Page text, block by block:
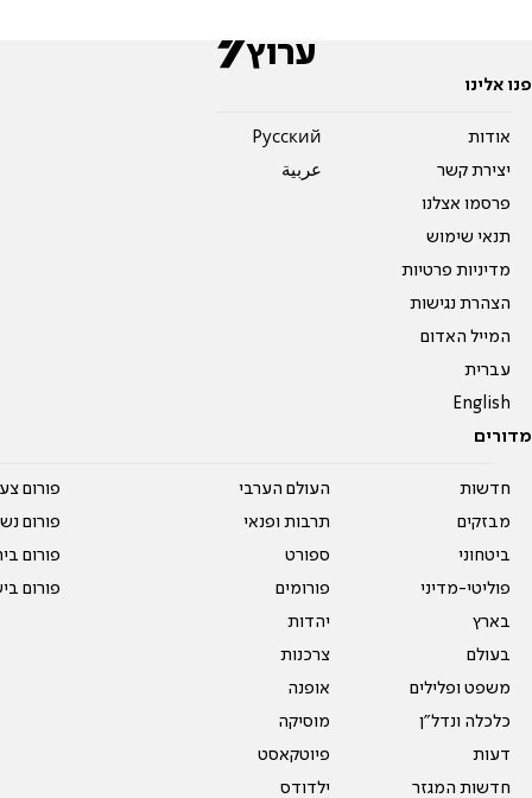
פנו אלינו
אודות
יצירת קשר
פרסמו אצלנו
תנאי שימוש
מדיניות פרטיות
הצהרת נגישות
המייל האדום
עברית
English
Pусский
عربية
מדורים
חדשות
מבזקים
ביטחוני
פוליטי-מדיני
בארץ
בעולם
משפט ופלילים
כלכלה ונדל"ן
דעות
חדשות המגזר
העולם הערבי
תרבות ופנאי
ספורט
פורומים
יהדות
צרכנות
אופנה
מוסיקה
פיוטקאסט
ילדודס
פורום
פורום
פורום
פורום